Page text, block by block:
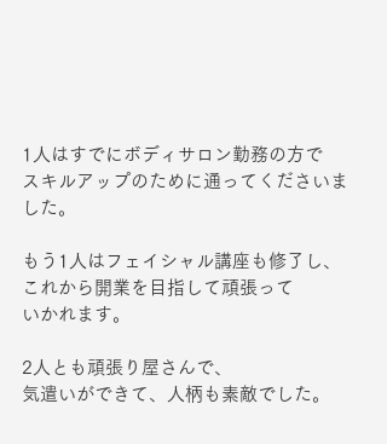
1人はすでにボディサロン勤務の方で
スキルアップのために通ってくださいま
した。
もう1人はフェイシャル講座も修了し、
これから開業を目指して頑張って
いかれます。
2人とも頑張り屋さんで、
気遣いができて、人柄も素敵でした。